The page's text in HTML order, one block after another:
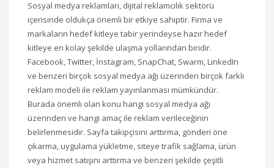
Sosyal medya reklamları, dijital reklamcılık sektörü
içerisinde oldukça önemli bir etkiye sahiptir. Firma ve
markaların hedef kitleye tabir yerindeyse hazır hedef
kitleye en kolay şekilde ulaşma yollarından biridir.
Facebook, Twitter, İnstagram, SnapChat, Swarm, LinkedIn
ve benzeri birçok sosyal medya ağı üzerinden birçok farklı
reklam modeli ile reklam yayınlanması mümkündür.
Burada önemli olan konu hangi sosyal medya ağı
üzerinden ve hangi amaç ile reklam verileceğinin
belirlenmesidir. Sayfa takipçisini arttırma, gönderi öne
çıkarma, uygulama yükletme, siteye trafik sağlama, ürün
veya hizmet satışını arttırma ve benzeri şekilde çeşitli